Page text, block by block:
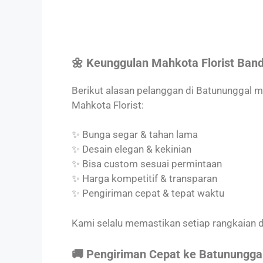
🌼 Keunggulan Mahkota Florist
Berikut alasan pelanggan di Batununggal
Mahkota Florist:
✨ Bunga segar & tahan lama
✨ Desain elegan & kekinian
✨ Bisa custom sesuai permintaan
✨ Harga kompetitif & transparan
✨ Pengiriman cepat & tepat waktu
Kami selalu memastikan setiap
🚚 Pengiriman Cepat ke